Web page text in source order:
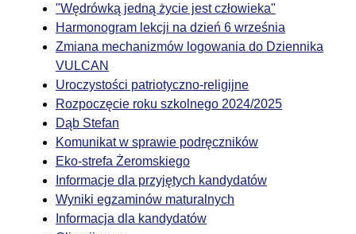
"Wędrówką jedną życie jest człowieka"
Harmonogram lekcji na dzień 6 września
Zmiana mechanizmów logowania do Dziennika
VULCAN
Uroczystości patriotyczno-religijne
Rozpoczęcie roku szkolnego 2024/2025
Dąb Stefan
Komunikat w sprawie podręczników
Eko-strefa Żeromskiego
Informacje dla przyjętych kandydatów
Wyniki egzaminów maturalnych
Informacja dla kandydatów